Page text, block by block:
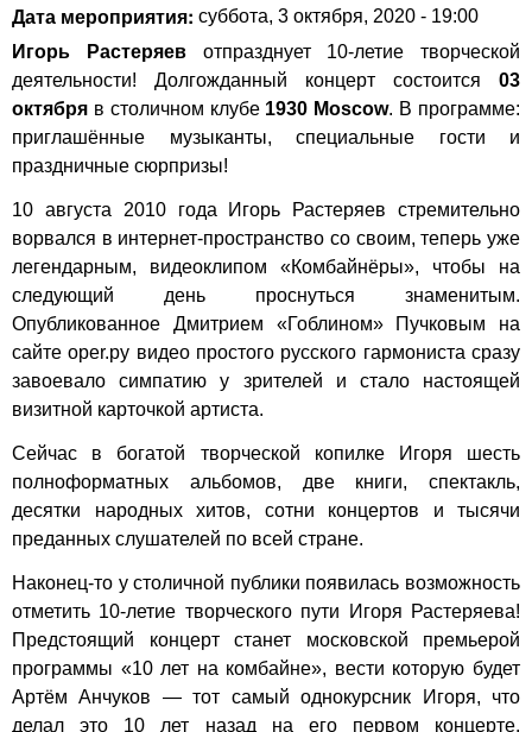
Дата мероприятия: суббота, 3 октября, 2020 - 19:00
Игорь Растеряевотпразднует 10-летие творческой
деятельности! Долгожданный концерт состоится 03
октября в столичном клубе 1930 Moscow. В программе:
приглашённые музыканты, специальные гости и
праздничные сюрпризы!
10 августа 2010 года Игорь Растеряев стремительно
ворвался в интернет-пространство со своим, теперь уже
легендарным, видеоклипом «Комбайнёры», чтобы на
следующий день проснуться знаменитым.
Опубликованное Дмитрием «Гоблином» Пучковым на
сайте oper.ру видео простого русского гармониста сразу
завоевало симпатию у зрителей и стало настоящей
визитной карточкой артиста.
Сейчас в богатой творческой копилке Игоря шесть
полноформатных альбомов, две книги, спектакль,
десятки народных хитов, сотни концертов и тысячи
преданных слушателей по всей стране.
Наконец-то у столичной публики появилась возможность
отметить 10-летие творческого пути Игоря Растеряева!
Предстоящий концерт станет московской премьерой
программы «10 лет на комбайне», вести которую будет
Артём Анчуков — тот самый однокурсник Игоря, что
делал это 10 лет назад на его первом концерте.